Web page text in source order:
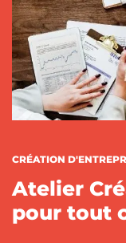
CATÉGORIES :
CRÉATION
Atelier
pour tout